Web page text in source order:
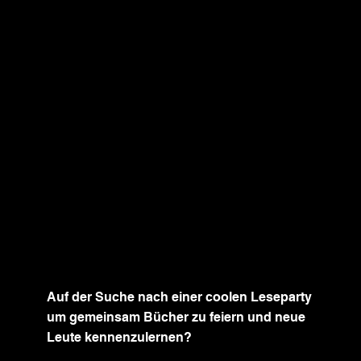
Auf der Suche nach einer coolen Leseparty
um gemeinsam Bücher zu feiern und neue
Leute kennenzulernen?